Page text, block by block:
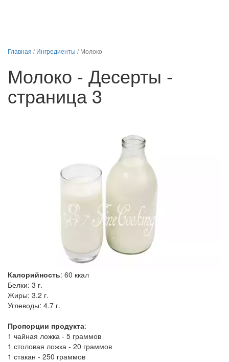
Главная /Ингредиенты /Молоко
Молоко - Десерты -
страница 3
Калорийность: 60 ккал
Белки: 3 г.
Жиры: 3.2 г.
Углеводы: 4.7 г.
Пропорции продукта:
1 чайная ложка - 5 граммов
1 столовая ложка - 20 граммов
1 стакан - 250 граммов